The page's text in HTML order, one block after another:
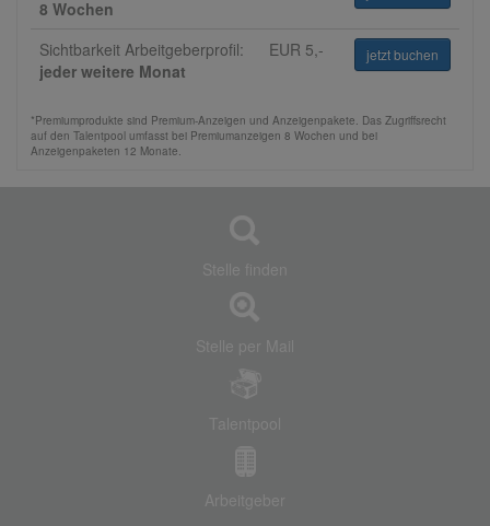
8 Wochen
Sichtbarkeit Arbeitgeberprofil:
jeder weitere Monat
EUR 5,- jetzt buchen
*Premiumprodukte sind Premium-Anzeigen und Anzeigenpakete. Das Zugriffsrecht
auf den Talentpool umfasst bei Premiumanzeigen 8 Wochen und bei
Anzeigenpaketen 12 Monate.